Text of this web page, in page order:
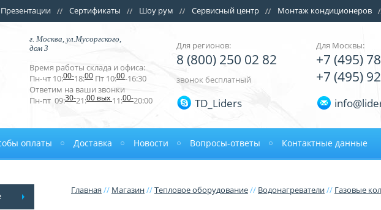
Презентации Сертификаты Шоу рум Сервисный центр Монтаж кондиционеров
г. Москва, ул.Мусоргского,
дом 3
Время работы склада и офиса:
Пн-чт 10:00-18:00 Пт 10:00-16:30
Ответим на ваши звонки
Пн-пт 09:30-21:00 вых 11:00-20:00
Для регионов:
8 (800) 250 02 82
звонок бесплатный
TD_Liders
Для Москвы:
+7 (495)
+7 (495)
оплаты Доставка Новости Вопросы-ответы Контактные данные
Главная // Магазин//Тепловое оборудование// Водонагреватели// Газовые